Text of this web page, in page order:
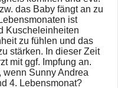
das Baby fängt an zu
ist
Kuscheleinheiten
zu fühlen und das
stärken. In dieser Zeit
mit ggf. Impfung an.
wenn Sunny Andrea
4. Lebensmonat?